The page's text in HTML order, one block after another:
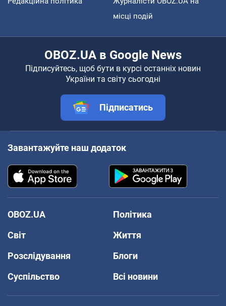
місці подій
OBOZ.UA в Google News
Підписуйтесь, щоб бути в курсі останніх новин
України та світу сьогодні
Підписатись
Завантажуйте наш додаток
OBOZ.UA
Політика
Світ
Життя
Розслідування
Блоги
Суспільство
Всі новини